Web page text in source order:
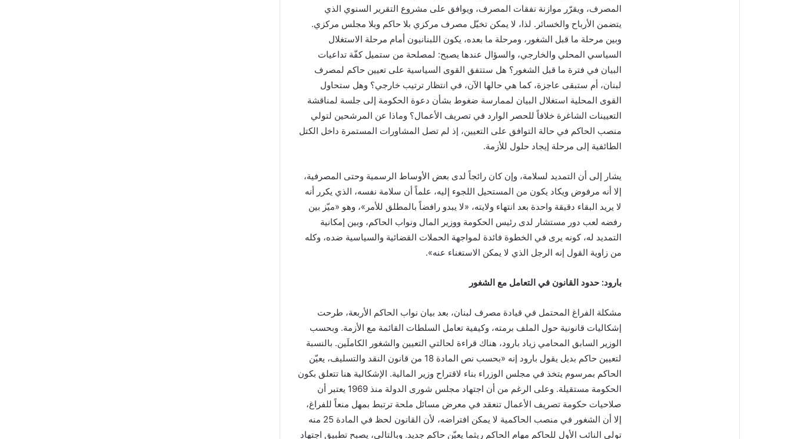
المصرف، ويقرّر موازنة نفقات المصرف، ويوافق على مشروع التقرير السنوي الذي
يتضمن الأرباح والخسائر. لذا، لا يمكن تخيّل مصرف مركزي بلا حاكم وبلا مجلس مركزي.
وبين مرحلة ما قبل الشغور، ومرحلة ما بعده، يكون اللبنانيون أمام مرحلة الاستغلال
السياسي المحلي والخارجي، والسؤال عندها يصبح: لمصلحة من ستميل كفّة تداعيات
البيان في فترة ما قبل الشغور؟ هل ستتفق القوى السياسية على تعيين حاكم لمصرف
لبنان، أم ستبقى عاجزة، كما هي حالها الآن، في انتظار ترتيب خارجي؟ وهل ستحاول
القوى المحلية استغلال البيان لممارسة ضغوط بشأن دعوة الحكومة إلى جلسة لمناقشة
التعيينات الشاغرة خلافاً للحصر الوارد في تصريف الأعمال؟ وماذا عن المرشحين لتولي
منصب الحاكم في حالة التوافق على التعيين، إذ لم تصل المشاورات المستمرة داخل الكتل
الطائفية إلى مرحلة إيجاد حلول للأزمة.
يشار إلى أن التمديد لسلامة، وإن كان رائجاً لدى بعض الأوساط الرسمية وحتى المصرفية،
إلا أنه مرفوض ويكاد يكون من المستحيل اللجوء إليه، علماً أن سلامة نفسه، الذي يكرر أنه
لا يريد البقاء دقيقة واحدة بعد انتهاء ولايته، «لا يبدو رافضاً بالمطلق للأمر»، وهو «ميّز بين
رفضه لعب دور مستشار لدى رئيس الحكومة ووزير المال ونواب الحاكم، وبين إمكانية
التمديد له، كونه يرى في الخطوة فائدة لمواجهة الحملات القضائية والسياسية ضده، وكله
من زاوية القول إنه الرجل الذي لا يمكن الاستغناء عنه».
بارود: حدود القانون في التعامل مع الشغور
مشكلة الفراغ المحتمل في قيادة مصرف لبنان، بعد بيان نواب الحاكم الأربعة، طرحت
إشكاليات قانونية حول الملف برمته، وكيفية تعامل السلطات القائمة مع الأزمة. وبحسب
الوزير السابق المحامي زياد بارود، هناك قراءة لحالتي التعيين والشغور الكاملَين. بالنسبة
لتعيين حاكم بديل يقول بارود إنه «بحسب نص المادة 18 من قانون النقد والتسليف، يعيّن
الحاكم بمرسوم يتخذ في مجلس الوزراء بناء لاقتراح وزير المالية. الإشكالية هنا تتعلق بكون
الحكومة مستقيلة. وعلى الرغم من أن اجتهاد مجلس شورى الدولة منذ 1969 يعتبر أن
صلاحيات حكومة تصريف الأعمال تنعقد في معرض مسائل ملحة ترتبط بمهل منعاً للفراغ،
إلا أن الشغور في منصب الحاكمية لا يمكن افتراضه، لأن القانون لحظ في المادة 25 منه
تولي النائب الأول للحاكم مهام الحاكم ريثما يعيّن حاكم جديد. وبالتالي، يصبح تطبيق اجتهاد